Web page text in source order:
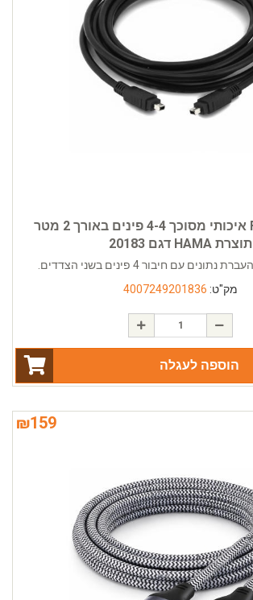
כבל FireWire איכותי מסוכך 4-4 פינים באורך 2 מטר
תוצרת HAMA דגם 20183
מק"ט: 4007249201836
הוספה לעגלה
₪159